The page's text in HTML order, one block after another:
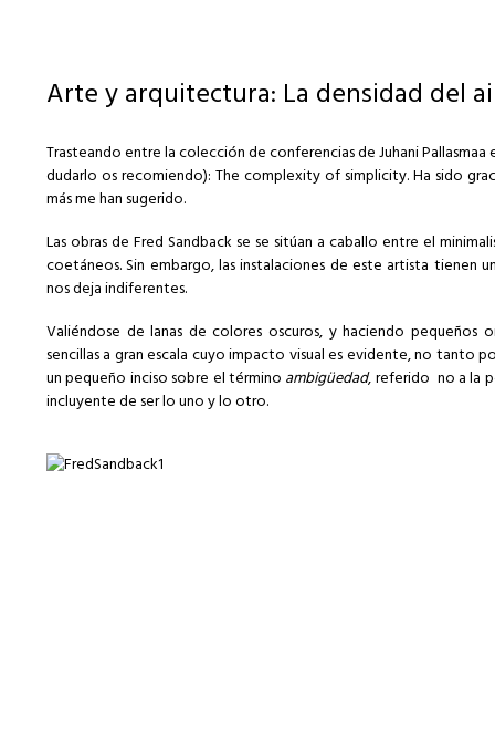
Arte y arquitectura: La densidad del
Trasteando entre la colección de conferencias de Juhani
dudarlo os recomiendo): The complexity of simplicity. Ha sido
más me han sugerido.
Las obras de Fred Sandback se se sitúan a caballo entre el
coetáneos. Sin embargo, las instalaciones de este artista
nos deja indiferentes.
Valiéndose de lanas de colores oscuros, y haciendo pequeños
sencillas a gran escala cuyo impacto visual es evidente, no tanto
un pequeño inciso sobre el término ambigüedad, referido no a la
incluyente de ser lo uno y lo otro.